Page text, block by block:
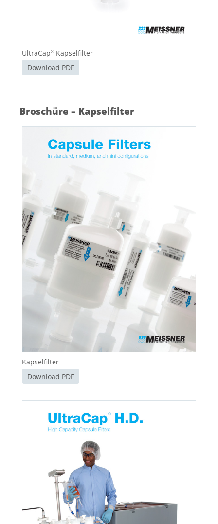
UltraCap® Kapselfilter
Download PDF
Broschüre – Kapselfilter
Kapselfilter
Download PDF